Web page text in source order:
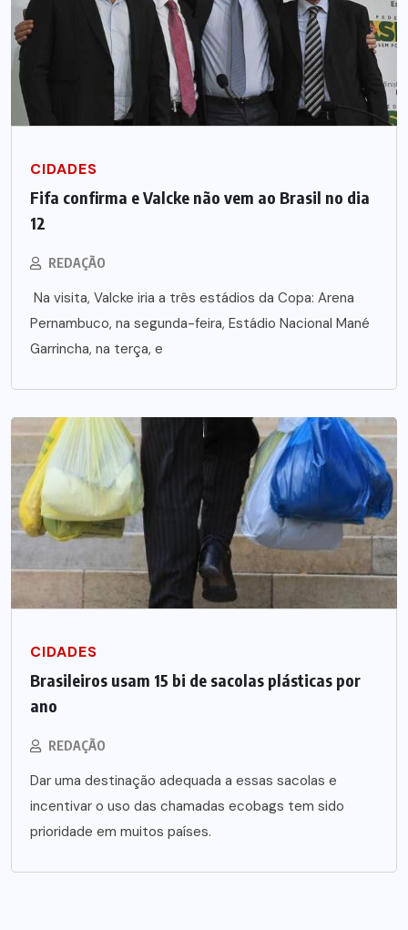
CIDADES
Fifa confirma e Valcke não vem ao Brasil no dia
12
REDAÇÃO
Na visita, Valcke iria a três estádios da Copa: Arena
Pernambuco, na segunda-feira, Estádio Nacional Mané
Garrincha, na terça, e
CIDADES
Brasileiros usam 15 bi de sacolas plásticas por
ano
REDAÇÃO
Dar uma destinação adequada a essas sacolas e
incentivar o uso das chamadas ecobags tem sido
prioridade em muitos países.